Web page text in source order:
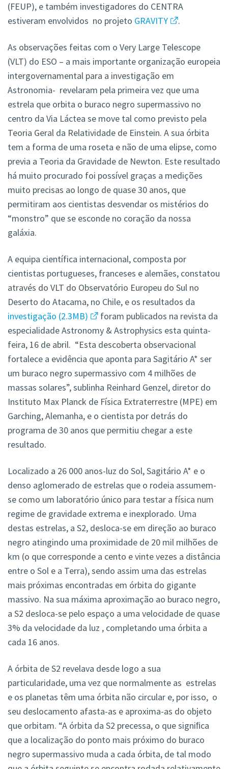
(FEUP), e também investigadores do CENTRA
estiveram envolvidos no projeto GRAVITY .
As observações feitas com o Very Large Telescope
(VLT) do ESO – a mais importante organização europeia
intergovernamental para a investigação em
Astronomia- revelaram pela primeira vez que uma
estrela que orbita o buraco negro supermassivo no
centro da Via Láctea se move tal como previsto pela
Teoria Geral da Relatividade de Einstein. A sua órbita
tem a forma de uma roseta e não de uma elipse, como
previa a Teoria da Gravidade de Newton. Este resultado
há muito procurado foi possível graças a medições
muito precisas ao longo de quase 30 anos, que
permitiram aos cientistas desvendar os mistérios do
“monstro” que se esconde no coração da nossa
galáxia.
A equipa científica internacional, composta por
cientistas portugueses, franceses e alemães, constatou
através do VLT do Observatório Europeu do Sul no
Deserto do Atacama, no Chile, e os resultados da
investigação 2.3MB
foram publicados na revista da
especialidade Astronomy & Astrophysics esta quinta-
feira, 16 de abril. “Esta descoberta observacional
fortalece a evidência que aponta para Sagitário A* ser
um buraco negro supermassivo com 4 milhões de
massas solares”, sublinha Reinhard Genzel, diretor do
Instituto Max Planck de Física Extraterrestre (MPE) em
Garching, Alemanha, e o cientista por detrás do
programa de 30 anos que permitiu chegar a este
resultado.
Localizado a 26 000 anos-luz do Sol, Sagitário A* e o
denso aglomerado de estrelas que o rodeia assumem-
se como um laboratório único para testar a física num
regime de gravidade extrema e inexplorado. Uma
destas estrelas, a S2, desloca-se em direção ao buraco
negro atingindo uma proximidade de 20 mil milhões de
km (o que corresponde a cento e vinte vezes a distância
entre o Sol e a Terra), sendo assim uma das estrelas
mais próximas encontradas em órbita do gigante
massivo. Na sua máxima aproximação ao buraco negro,
a S2 desloca-se pelo espaço a uma velocidade de quase
3% da velocidade da luz , completando uma órbita a
cada 16 anos.
A órbita de S2 revelava desde logo a sua
particularidade, uma vez que normalmente as estrelas
e os planetas têm uma órbita não circular e, por isso, o
seu deslocamento afasta-as e aproxima-as do objeto
que orbitam. “A órbita da S2 precessa, o que signiﬁca
que a localização do ponto mais próximo do buraco
negro supermassivo muda a cada órbita, de tal modo